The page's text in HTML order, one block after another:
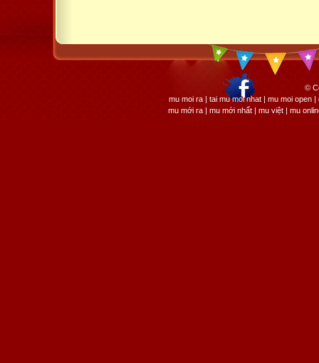
©
mu moi ra | tai mu moi nhat | mu moi open
mu mới ra | mu mới nhất | mu việt | mu